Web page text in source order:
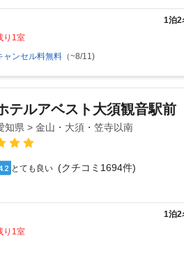
1泊2
り1室
ャンセル料無料 （~8/11)
テルアベスト大須観音駅前
知県 > 金山・大須・笠寺以南
とても良い (クチコミ1694件)
1泊2
り1室